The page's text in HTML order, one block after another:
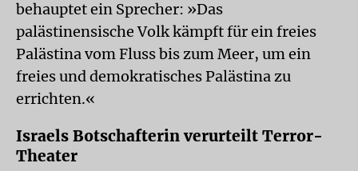
behauptet ein Sprecher: »Das
palästinensische Volk kämpft für ein freies
Palästina vom Fluss bis zum Meer, um ein
freies und demokratisches Palästina zu
errichten.«
Israels Botschafterin verurteilt Terror-
Theater